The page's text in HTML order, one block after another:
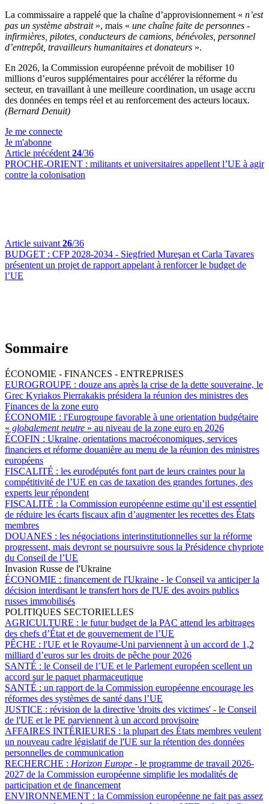
La commissaire a rappelé que la chaîne d’approvisionnement « n’est
pas un système abstrait», mais « une chaîne faite de personnes -
infirmières, pilotes, conducteurs de camions, bénévoles, personnel
d’entrepôt, travailleurs humanitaires et donateurs ».
En 2026, la Commission européenne prévoit de mobiliser 10
millions d’euros supplémentaires pour accélérer la réforme du
secteur, en travaillant à une meilleure coordination, un usage accru
des données en temps réel et au renforcement des acteurs locaux.
(Bernard Denuit)
Je me connecte
Je m'abonne
Article précédent 24/36
PROCHE-ORIENT : militants et universitaires appellent l’UE à agir
contre la colonisation
Article suivant 26/36
BUDGET : CFP 2028-2034 - Siegfried Mureşan et Carla Tavares
présentent un projet de rapport appelant à renforcer le budget de
l’UE
Sommaire
ÉCONOMIE - FINANCES - ENTREPRISES
EUROGROUPE : douze ans après la crise de la dette souveraine, le
Grec Kyriakos Pierrakakis présidera la réunion des ministres des
Finances de la zone euro
ÉCONOMIE : l'Eurogroupe favorable à une orientation budgétaire
« globalement neutre » au niveau de la zone euro en 2026
ÉCOFIN : Ukraine, orientations macroéconomiques, services
financiers et réforme douanière au menu de la réunion des ministres
européens
FISCALITÉ : les eurodéputés font part de leurs craintes pour la
compétitivité de l’UE en cas de taxation des grandes fortunes, des
experts leur répondent
FISCALITÉ : la Commission européenne estime qu’il est essentiel
de réduire les écarts fiscaux afin d’augmenter les recettes des États
membres
DOUANES : les négociations interinstitutionnelles sur la réforme
progressent, mais devront se poursuivre sous la Présidence chypriote
du Conseil de l’UE
Invasion Russe de l'Ukraine
ÉCONOMIE : financement de l'Ukraine - le Conseil va anticiper la
décision interdisant le transfert hors de l'UE des avoirs publics
russes immobilisés
POLITIQUES SECTORIELLES
AGRICULTURE : le futur budget de la PAC attend les arbitrages
des chefs d’État et de gouvernement de l’UE
PÊCHE : l'UE et le Royaume-Uni parviennent à un accord de 1,2
milliard d’euros sur les droits de pêche pour 2026
SANTÉ : le Conseil de l’UE et le Parlement européen scellent un
accord sur le paquet pharmaceutique
SANTÉ : un rapport de la Commission européenne encourage les
réformes des systèmes de santé dans l’UE
JUSTICE : révision de la directive 'droits des victimes' - le Conseil
de l'UE et le PE parviennent à un accord provisoire
AFFAIRES INTÉRIEURES : la plupart des États membres veulent
un nouveau cadre législatif de l'UE sur la rétention des données
personnelles de communication
RECHERCHE : Horizon Europe - le programme de travail 2026-
2027 de la Commission européenne simplifie les modalités de
participation et de financement
ENVIRONNEMENT : la Commission européenne ne fait pas assez